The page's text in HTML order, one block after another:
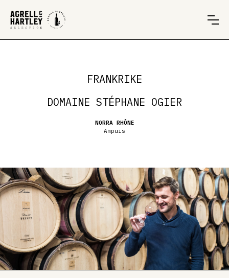
FRANKRIKE
DOMAINE STÉPHANE OGIER
NORRA RHÔNE
Ampuis